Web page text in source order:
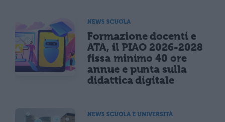
NEWS SCUOLA
Formazione docenti e
ATA, il PIAO 2026-2028
fissa minimo 40 ore
annue e punta sulla
didattica digitale
NEWS SCUOLA E UNIVERSITÀ